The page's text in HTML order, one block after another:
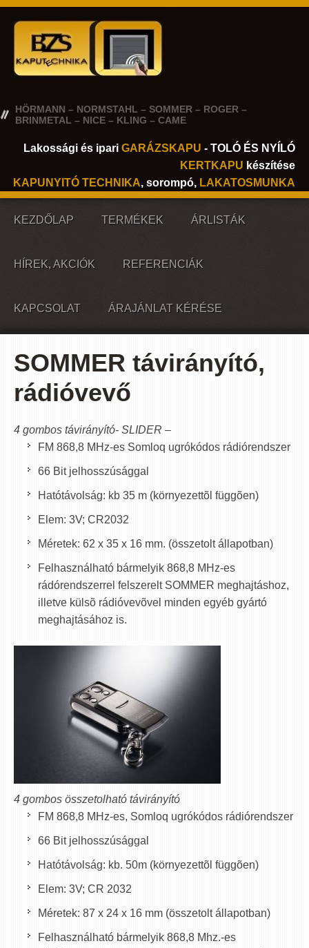
HÖRMANN – NORMSTAHL – SOMMER – ROGER –
BRINMETAL – NICE – KLING – CAME
Lakossági és ipari GARÁZSKAPU - TOLÓ ÉS NYÍLÓ
KERTKAPU készítése
KAPUNYITÓ TECHNIKA, sorompó, LAKATOSMUNKA
KEZDŐLAP TERMÉKEK ÁRLISTÁK
HÍREK, AKCIÓK REFERENCIÁK
KAPCSOLAT ÁRAJÁNLAT KÉRÉSE
SOMMER távirányító,
rádióvevő
4 gombos távirányító- SLIDER –
FM 868,8 MHz-es Somloq ugrókódos rádiórendszer
66 Bit jelhosszúsággal
Hatótávolság: kb 35 m (környezettõl függõen)
Elem: 3V; CR2032
Méretek: 62 x 35 x 16 mm. (összetolt állapotban)
Felhasználható bármelyik 868,8 MHz-es
rádórendszerrel felszerelt SOMMER meghajtáshoz,
illetve külsõ rádióvevõvel minden egyéb gyártó
meghajtásához is.
4 gombos összetolható távirányító
FM 868,8 MHz-es, Somloq ugrókódos rádiórendszer
66 Bit jelhosszúsággal
Hatótávolság: kb. 50m (környezettõl függõen)
Elem: 3V; CR 2032
Méretek: 87 x 24 x 16 mm (összetolt állapotban)
Felhasználható bármelyik 868,8 Mhz.-es